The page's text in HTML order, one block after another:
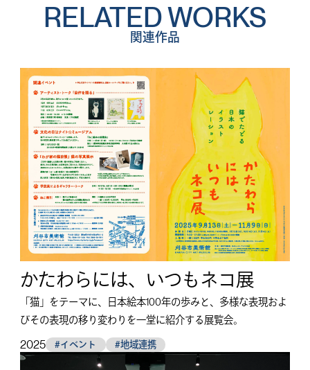
RELATED WORKS
関連作品
かたわらには、いつもネコ展
「猫」をテーマに、日本絵本100年の歩みと、多様な表現およ
びその表現の移り変わりを一堂に紹介する展覧会。
2025 #イベント #地域連携